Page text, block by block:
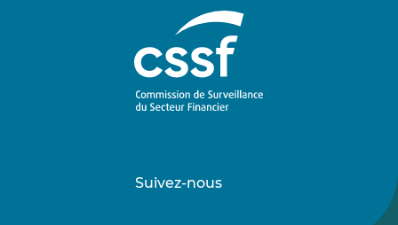
Suivez-nous